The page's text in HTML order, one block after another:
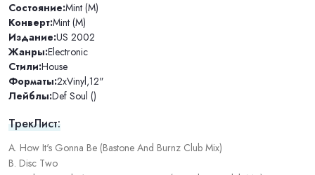
Состояние:Mint (M)
Конверт:Mint (M)
Издание:US 2002
Жанры:Electronic
Стили:House
Форматы:2xVinyl,12"
Лейблы:Def Soul ()
ТрекЛист:
A. How It's Gonna Be (Bastone And Burnz Club Mix)
B. Disc Two